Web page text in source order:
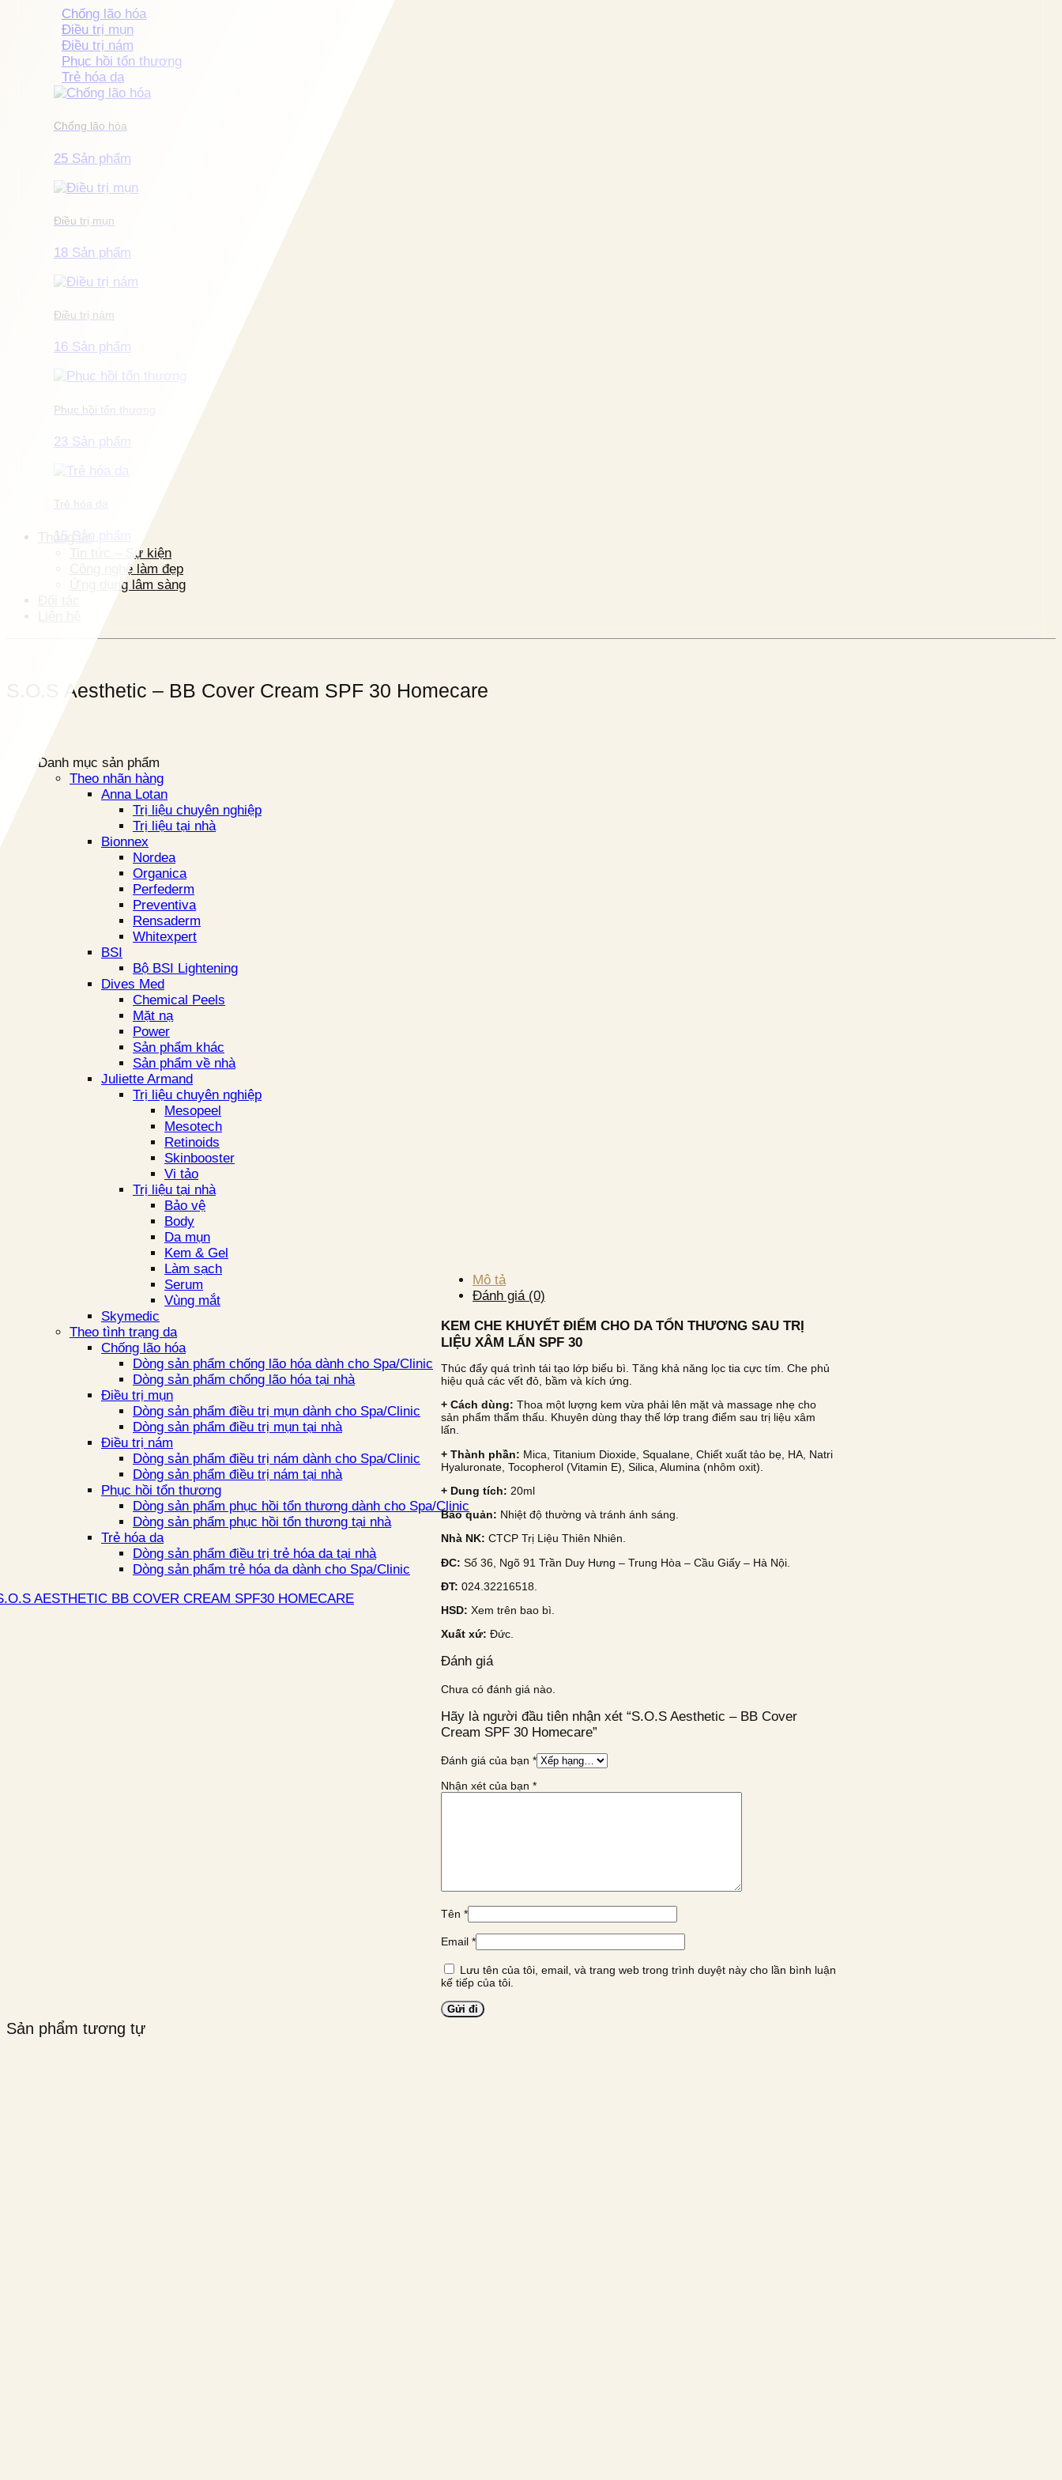
Chống lão hóa
Điều trị mụn
Điều trị nám
Phục hồi tổn thương
Trẻ hóa da
Chống lão hóa
25 Sản phẩm
Điều trị mụn
18 Sản phẩm
Điều trị nám
16 Sản phẩm
Phục hồi tổn thương
23 Sản phẩm
Trẻ hóa da
15 Sản phẩm
Thông tin
Tin tức – Sự kiện
Công nghệ làm đẹp
Ứng dụng lâm sàng
S.O.S Aesthetic – BB Cover Cream SPF 30 Homecare
Danh mục sản phẩm
Theo nhãn hàng
Anna Lotan
Trị liệu chuyên nghiệp
Trị liệu tại nhà
Bionnex
Nordea
Organica
Perfederm
Preventiva
Rensaderm
Whitexpert
BSI
Bộ BSI Lightening
Dives Med
Chemical Peels
Mặt nạ
Power
Sản phẩm khác
Sản phẩm về nhà
Juliette Armand
Trị liệu chuyên nghiệp
Mesopeel
Mesotech
Retinoids
Skinbooster
Vi tảo
Trị liệu tại nhà
Bảo vệ
Body
Da mụn
Kem & Gel
Làm sạch
Serum
Vùng mắt
Skymedic
Theo tình trạng da
Chống lão hóa
Dòng sản phẩm chống lão hóa dành cho Spa/Clinic
Dòng sản phẩm chống lão hóa tại nhà
Điều trị mụn
Dòng sản phẩm điều trị mụn dành cho Spa/Clinic
Dòng sản phẩm điều trị mụn tại nhà
Điều trị nám
Dòng sản phẩm điều trị nám dành cho Spa/Clinic
Dòng sản phẩm điều trị nám tại nhà
Phục hồi tổn thương
Dòng sản phẩm phục hồi tổn thương dành cho Spa/Clinic
Dòng sản phẩm phục hồi tổn thương tại nhà
Trẻ hóa da
Dòng sản phẩm điều trị trẻ hóa da tại nhà
Dòng sản phẩm trẻ hóa da dành cho Spa/Clinic
Mô tả
Đánh giá (0)
KEM CHE KHUYẾT ĐIỂM CHO DA TỔN THƯƠNG SAU TRỊ
LIỆU XÂM LẤN SPF 30
Thúc đẩy quá trình tái tạo lớp biểu bì. Tăng khả năng lọc tia cực tím. Che phủ
hiệu quả các vết đỏ, bầm và kích ứng.
+ Cách dùng: Thoa một lượng kem vừa phải lên mặt và massage nhẹ cho
sản phẩm thẩm thấu. Khuyên dùng thay thế lớp trang điểm sau trị liệu xâm
lấn.
+ Thành phần: Mica, Titanium Dioxide, Squalane, Chiết xuất tảo bẹ, HA, Natri
Hyaluronate, Tocopherol (Vitamin E), Silica, Alumina (nhôm oxit).
+ Dung tích: 20ml
Bảo quản: Nhiệt độ thường và tránh ánh sáng.
Nhà NK: CTCP Trị Liệu Thiên Nhiên.
ĐC: Số 36, Ngõ 91 Trần Duy Hưng – Trung Hòa – Cầu Giấy – Hà Nội.
ĐT: 024.32216518.
HSD: Xem trên bao bì.
Xuất xứ: Đức.
Đánh giá
Chưa có đánh giá nào.
Hãy là người đầu tiên nhận xét “S.O.S Aesthetic – BB Cover
Cream SPF 30 Homecare”
Đánh giá của bạn *
Nhận xét của bạn *
Tên *
Email *
Lưu tên của tôi, email, và trang web trong trình duyệt này cho lần bình luận
kế tiếp của tôi.
Sản phẩm tương tự